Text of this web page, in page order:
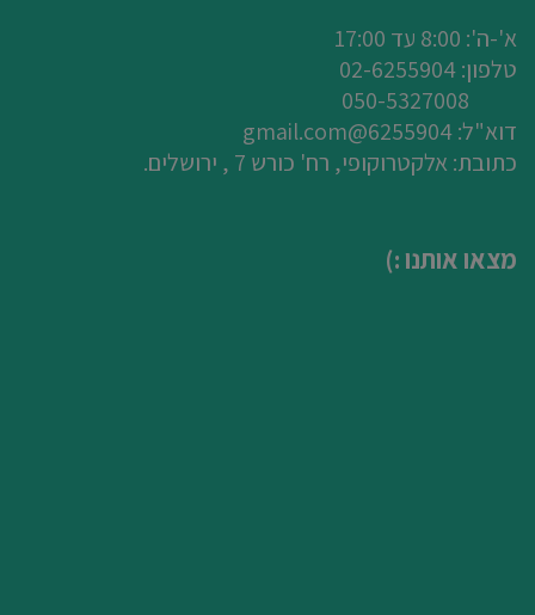
א'-ה': 8:00 עד 17:00
טלפון: 02-6255904
דוא"ל:6255904@gmail.com
כתובת: אלקטרוקופי, רח' כורש 7 , ירושלים.
מצאו אותנו :)